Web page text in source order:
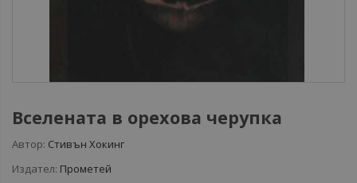
Вселената в орехова черупка
Автор: Стивън Хокинг
Издател: Прометей